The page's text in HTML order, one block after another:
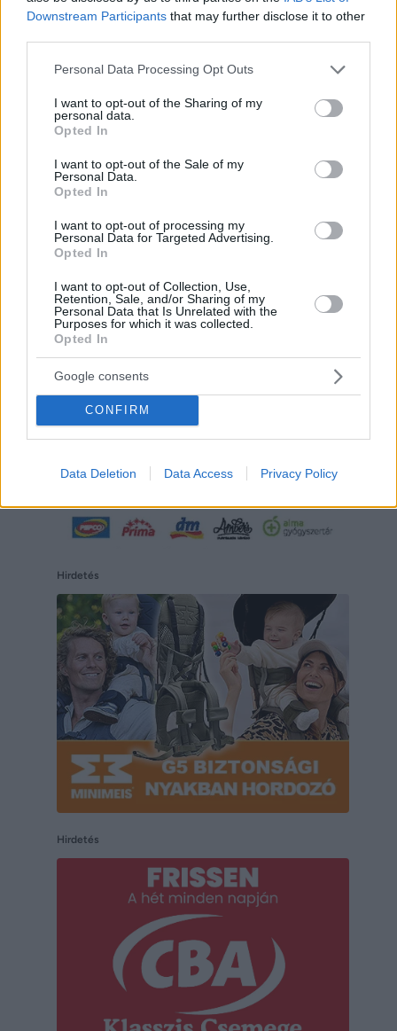
Downstream Participants that may further disclose it to other
Please note that this website/app uses one or more Google
not limited to your visit or usage behaviour. You may click to
grant or deny consent to Google and its third-party tags to
use your data for below specified purposes in below Google
consent section.
Personal Data Processing Opt Outs
I want to opt-out of the Sharing of my
personal data.
Opted In
I want to opt-out of the Sale of my
Personal Data.
Opted In
I want to opt-out of processing my
Personal Data for Targeted Advertising.
Opted In
I want to opt-out of Collection, Use,
Retention, Sale, and/or Sharing of my
Personal Data that Is Unrelated with the
Purposes for which it was collected.
Opted In
Google consents
CONFIRM
Data Deletion Data Access Privacy Policy
Email
Hirdetés
Hirdetés
Hirdetés
Hirdetés